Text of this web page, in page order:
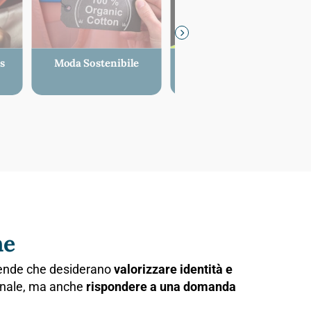
Moda Sostenibile
che desideranovalorizzare identità e
ma anche rispondere a una domanda